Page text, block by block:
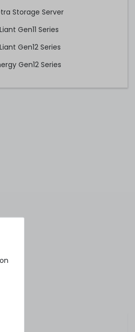
Storage Server
Gen11 Series
Gen12 Series
Gen12 Series